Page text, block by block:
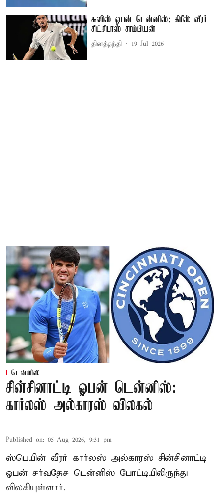
சுவிஸ் ஓபன் டென்னிஸ்: கிரீஸ் வீரர்
சிட்சிபாஸ் சாம்பியன்
தினத்தந்தி 19 Jul 2026
டென்னிஸ்
சின்சினாட்டி ஓபன் டென்னிஸ்:
கார்லஸ் அல்காரஸ் விலகல்
Published on: 05 Aug 2026, 9:31 pm
ஸ்பெயின் வீரர் கார்லஸ் அல்காரஸ் சின்சினாட்டி
ஓபன் சர்வதேச டென்னிஸ் போட்டியிலிருந்து
விலகியுள்ளார்.